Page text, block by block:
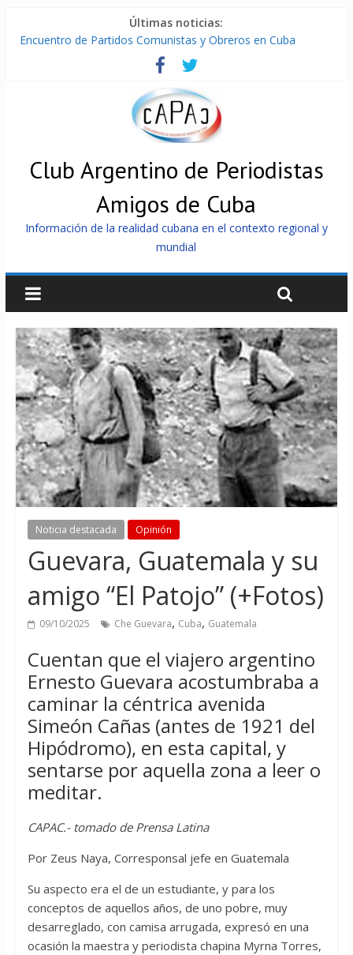
Últimas noticias:
Cuba, la «Gaza silenciosa»
Encuentro de Partidos Comunistas y Obreros en Cuba
Díaz-Canel: «Cuba no tiene que adoctrinar a nadie, no tiene
Entregan en Cuba equipos fotovoltaicos a familias con niños
ONU gestiona con “varios países interesados” envío de
Club Argentino de Periodistas
Amigos de Cuba
Información de la realidad cubana en el contexto regional y
mundial
Noticia destacada Opinión
Guevara, Guatemala y su
amigo “El Patojo” (+Fotos)
09/10/2025 Che Guevara, Cuba, Guatemala
Cuentan que el viajero argentino
Ernesto Guevara acostumbraba a
caminar la céntrica avenida
Simeón Cañas (antes de 1921 del
Hipódromo), en esta capital, y
sentarse por aquella zona a leer o
meditar.
CAPAC.- tomado de Prensa Latina
Por Zeus Naya, Corresponsal jefe en Guatemala
Su aspecto era el de un estudiante, y para los
conceptos de aquellos años, de uno pobre, muy
desarreglado, con camisa arrugada, expresó en una
ocasión la maestra y periodista chapina Myrna Torres,